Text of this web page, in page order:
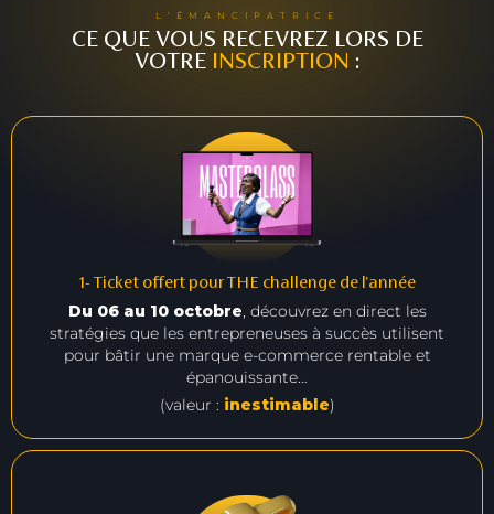
L’ÉMANCIPATRICE
CE QUE VOUS RECEVREZ LORS DE
VOTRE INSCRIPTION :
1- Ticket offert pour THE challenge de l'année
Du 06 au 10 octobre , découvrez en direct les
stratégies que les entrepreneuses à succès utilisent
pour bâtir une marque e-commerce rentable et
épanouissante…
(valeur : inestimable)